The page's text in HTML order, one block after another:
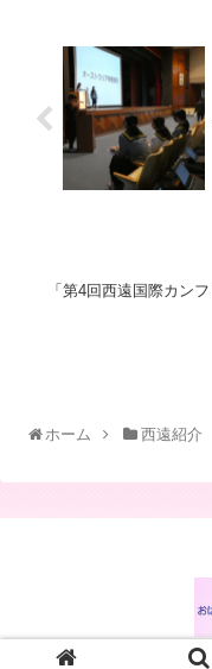
「第4回西遠国際カン
ホーム 西遠紹介